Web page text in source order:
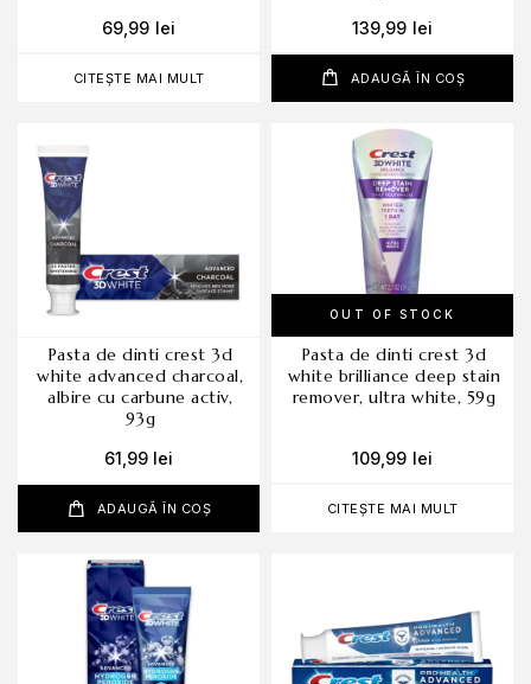
CITEȘTE MAI MULT
69,99 lei
ADAUGĂ ÎN COȘ
139,99 lei
ADAUGĂ ÎN COȘ
pasta de dinti crest 3d
white advanced charcoal,
albire cu carbune activ,
93g
61,99 lei
OUT OF STOCK
CITEȘTE MAI MULT
pasta de dinti crest 3d
white brilliance deep stain
remover, ultra white, 59g
109,99 lei